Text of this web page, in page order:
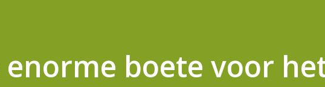
enorme boete voor